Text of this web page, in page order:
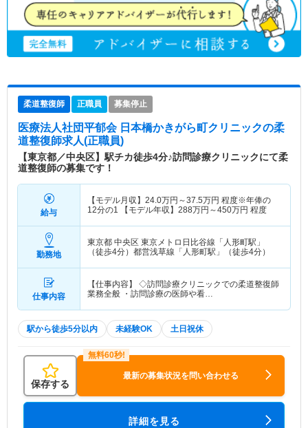
柔道整復師 正職員 募集停止
医療法人社団平郁会 日本橋かきがら町クリニックの柔
道整復師求人(正職員)
【東京都／中央区】駅チカ徒歩4分♪訪問診療クリニックにて柔
道整復師の募集です！
給与
【モデル月収】 24.0万円～37.5万円 程度※年俸の
12分の1 【モデル年収】 288万円～450万円 程度
勤務地
東京都 中央区 東京メトロ日比谷線「人形町駅」
（徒歩4分）都営浅草線「人形町駅」（徒歩4分）
仕事内容
【仕事内容】 ◇訪問診療クリニックでの柔道整復師
業務全般 ・訪問診療の医師や看…
駅から徒歩5分以内 未経験OK 土日祝休
保存する
最新の募集状況を問い合わせる
詳細を見る